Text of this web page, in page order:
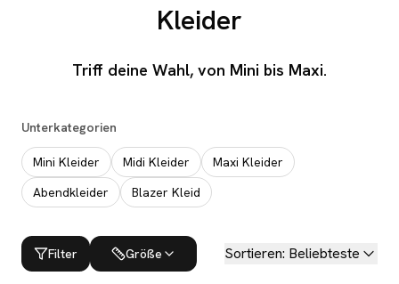
Kleider
Triff deine Wahl, von Mini bis Maxi.
Unterkategorien
Mini Kleider Midi Kleider
Maxi Kleider
Abendkleider
Blazer Kleid
Filter Größe Sortieren: Beliebteste